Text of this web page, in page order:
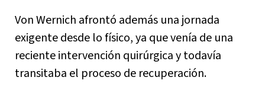
Von Wernich afrontó además una jornada
exigente desde lo físico, ya que venía de una
reciente intervención quirúrgica y todavía
transitaba el proceso de recuperación.